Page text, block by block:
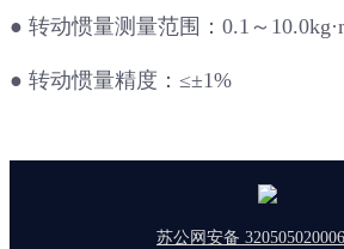
● 转动惯量测量范围：0.1～
● 转动惯量精度：≤±1%
苏公网安备